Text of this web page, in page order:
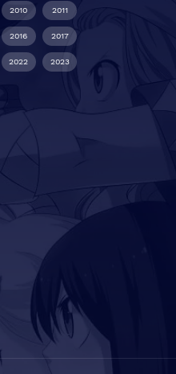
2010 2011
2016 2017
2022 2023